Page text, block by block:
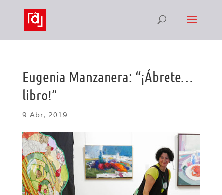
Eugenia Manzanera: “¡Ábrete…
libro!”
9 Abr, 2019